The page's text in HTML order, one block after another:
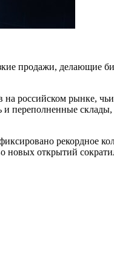
продажи, делающие
российском рынке,
переполненные
рекордное
открытий